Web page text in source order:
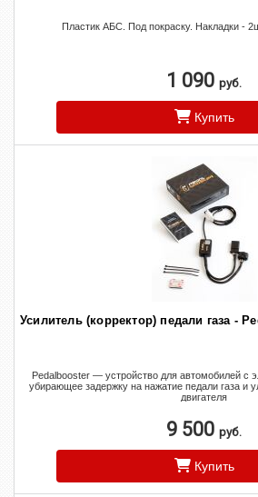
Пластик АБС. Под покраску. Накладки -
1 090 руб.
Купить
Усилитель (корректор) педали газа -
Pedalbooster — устройство для автомобилей с
убирающее задержку на нажатие педали газа и
двигателя
9 500 руб.
Купить